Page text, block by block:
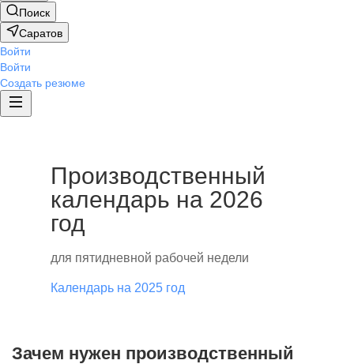
Поиск
Саратов
Войти
Войти
Создать резюме
Производственный
календарь на 2026
год
для пятидневной рабочей недели
Календарь на 2025 год
Зачем нужен производственный